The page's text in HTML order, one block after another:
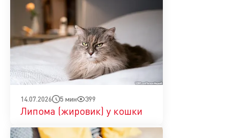
14.07.2026 5 мин 399
Липома (жировик) у кошки